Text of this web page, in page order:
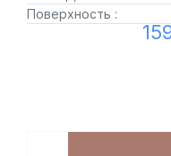
Поверхность :